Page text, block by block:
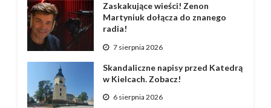
Zaskakujące wieści! Zenon
Martyniuk dołącza do znanego
radia!
7 sierpnia 2026
Skandaliczne napisy przed Katedrą
w Kielcach. Zobacz!
6 sierpnia 2026